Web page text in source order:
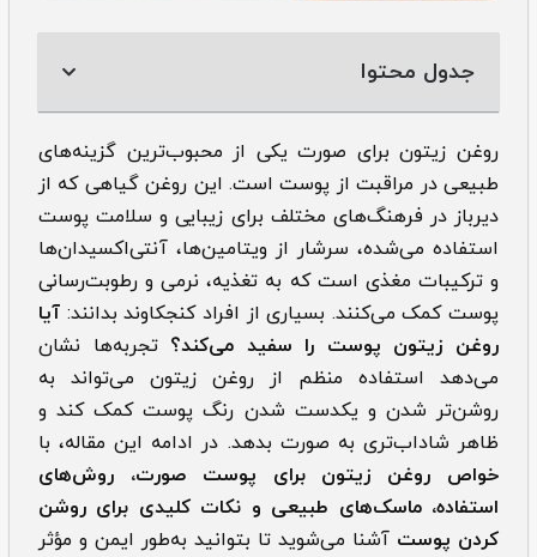
جدول محتوا
روغن زیتون برای صورت یکی از محبوب‌ترین گزینه‌های
طبیعی در مراقبت از پوست است. این روغن گیاهی که از
دیرباز در فرهنگ‌های مختلف برای زیبایی و سلامت پوست
استفاده می‌شده، سرشار از ویتامین‌ها، آنتی‌اکسیدان‌ها
و ترکیبات مغذی است که به تغذیه، نرمی و رطوبت‌رسانی
پوست کمک می‌کنند. بسیاری از افراد کنجکاوند بدانند: آیا
روغن زیتون پوست را سفید می‌کند؟ تجربه‌ها نشان
می‌دهد استفاده منظم از روغن زیتون می‌تواند به
روشن‌تر شدن و یکدست شدن رنگ پوست کمک کند و
ظاهر شاداب‌تری به صورت بدهد. در ادامه این مقاله، با
خواص روغن زیتون برای پوست صورت، روش‌های
استفاده، ماسک‌های طبیعی و نکات کلیدی برای روشن
کردن پوست آشنا می‌شوید تا بتوانید به‌طور ایمن و مؤثر